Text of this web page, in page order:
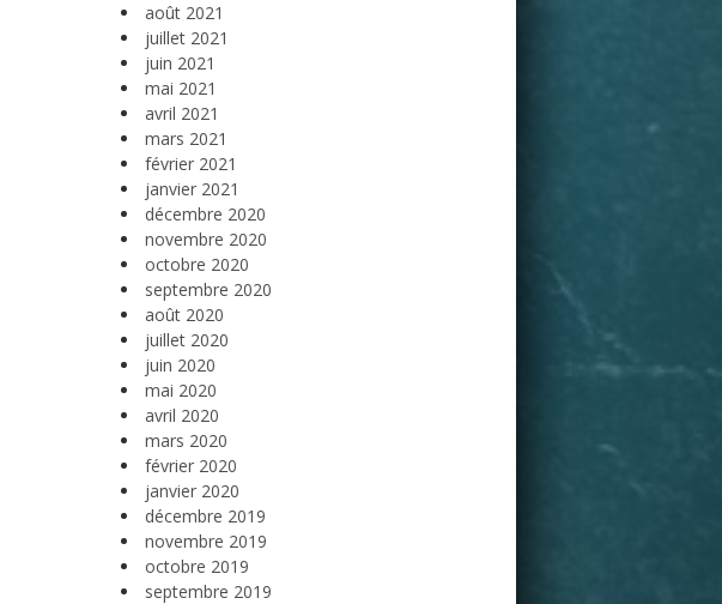
août 2021
juillet 2021
juin 2021
mai 2021
avril 2021
mars 2021
février 2021
janvier 2021
décembre 2020
novembre 2020
octobre 2020
septembre 2020
août 2020
juillet 2020
juin 2020
mai 2020
avril 2020
mars 2020
février 2020
janvier 2020
décembre 2019
novembre 2019
octobre 2019
septembre 2019